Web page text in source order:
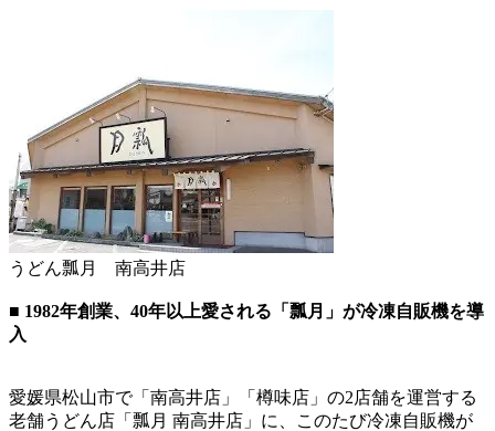
うどん瓢月 南高井店
■ 1982年創業、40年以上愛される「瓢月」が冷凍自販機を導
入
愛媛県松山市で「南高井店」「樽味店」の2店舗を運営する
老舗うどん店「瓢月 南高井店」に、このたび冷凍自販機が